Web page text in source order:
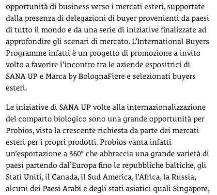
opportunità di business verso i mercati esteri, supportate
dalla presenza di delegazioni di buyer provenienti da paesi
di tutto il mondo e da una serie di iniziative finalizzate ad
approfondire gli scenari di mercato. L’International Buyers
Programme infatti è un progetto di promozione a invito
volto a favorire l’incontro tra le aziende espositrici di
SANA UP e Marca by BolognaFiere e selezionati buyers
esteri.
Le iniziative di SANA UP volte alla internazionalizzazione
del comparto biologico sono una grande opportunità per
Probios, vista la crescente richiesta da parte dei mercati
esteri per i propri prodotti. Probios vanta infatti
un’esportazione a 360° che abbraccia una grande varietà di
paesi partendo dal’Europa fino le repubbliche baltiche, gli
Stati Uniti, il Canada, il Sud America, l’Africa, la Russia,
alcuni dei Paesi Arabi e degli stati asiatici quali Singapore,